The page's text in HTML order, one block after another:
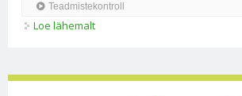
Teadmistekontroll
Loe lähemalt